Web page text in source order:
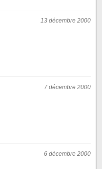
13 décembre 2000
7 décembre 2000
6 décembre 2000